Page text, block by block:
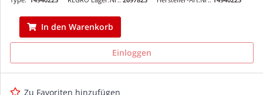
In den Warenkorb
Einloggen
Zu Favoriten hinzufügen